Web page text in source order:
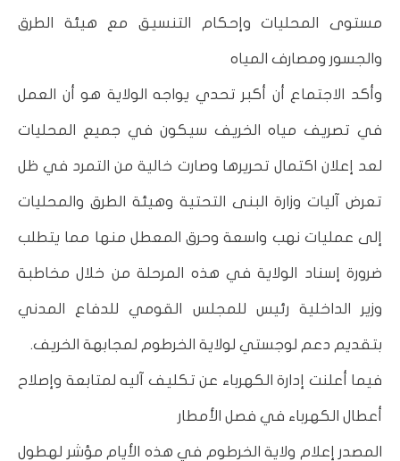
مستوى المحليات وإحكام التنسيق مع هيئة الطرق
والجسور ومصارف المياه
وأكد الاجتماع أن أكبر تحدي يواجه الولاية هو أن العمل
في تصريف مياه الخريف سيكون في جميع المحليات
لعد إعلان اكتمال تحريرها وصارت خالية من التمرد في ظل
تعرض آليات وزارة البنى التحتية وهيئة الطرق والمحليات
إلى عمليات نهب واسعة وحرق المعطل منها مما يتطلب
ضرورة إسناد الولاية في هذه المرحلة من خلال مخاطبة
وزير الداخلية رئيس للمجلس القومي للدفاع المدني
بتقديم دعم لوجستي لولاية الخرطوم لمجابهة الخريف.
فيما أعلنت إدارة الكهرباء عن تكليف آليه لمتابعة وإصلاح
أعطال الكهرباء في فصل الأمطار
المصدر إعلام ولاية الخرطوم في هذه الأيام مؤشر لهطول